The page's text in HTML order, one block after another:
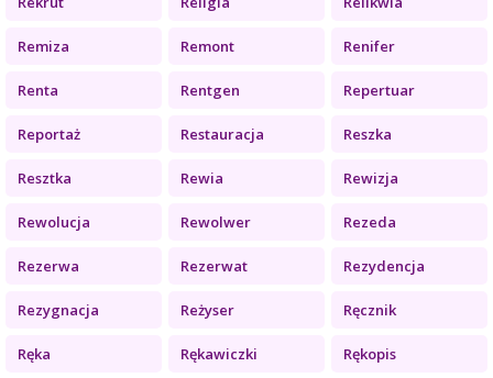
Remiza Remont Renifer
Renta Rentgen Repertuar
Reportaż Restauracja Reszka
Resztka Rewia Rewizja
Rewolucja Rewolwer Rezeda
Rezerwa Rezerwat Rezydencja
Rezygnacja Reżyser Ręcznik
Ręka Rękawiczki Rękopis